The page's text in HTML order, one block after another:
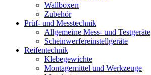
Wallboxen
Zubehör
Prüf- und Messtechnik
Allgemeine Mess- und Testgeräte
Scheinwerfereinstellgeräte
Reifentechnik
Klebegewichte
Montagemittel und Werkzeuge